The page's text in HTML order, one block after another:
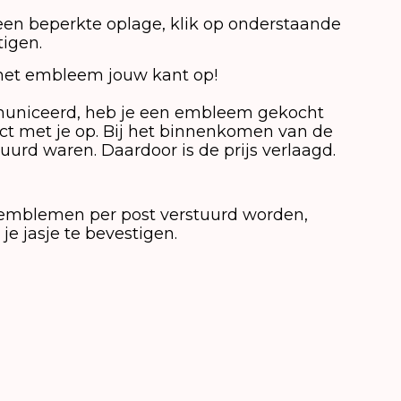
beperkte oplage, klik op onderstaande
embleem jouw kant op!
heb je een embleem gekocht
met je op. Bij het binnenkomen van de
waren. Daardoor is de prijs verlaagd.
per post verstuurd worden,
jasje te bevestigen.